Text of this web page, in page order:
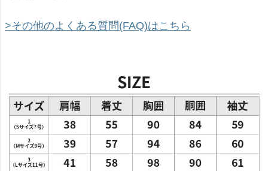
>その他のよくある質問(FAQ)はこちら